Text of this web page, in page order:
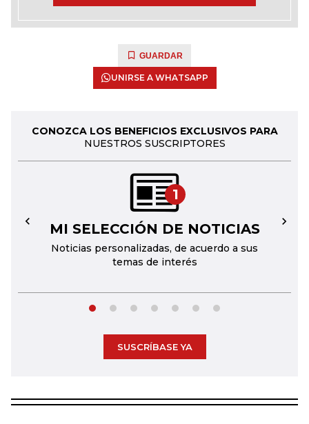
GUARDAR
UNIRSE A WHATSAPP
CONOZCA LOS BENEFICIOS EXCLUSIVOS PARA
NUESTROS SUSCRIPTORES
1
MI SELECCIÓN DE NOTICIAS
Noticias personalizadas, de acuerdo a sus
temas de interés
← →
SUSCRÍBASE YA